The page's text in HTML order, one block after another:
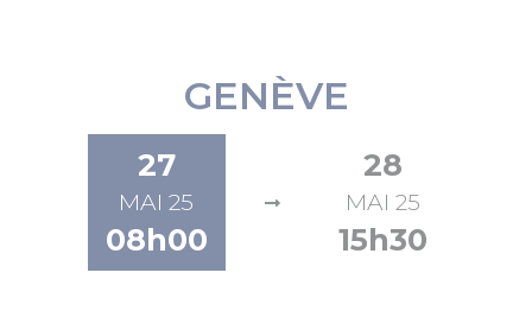
GENÈVE
27
MAI 25
08h00
28
MAI 25
15h30